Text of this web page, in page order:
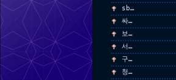
sb…
싸…
보…
서…
구…
청…
ㆍ 공지사항
ㆍ 자주묻는질문
ㆍ 온라인1:1문의
ㆍ 제작신청